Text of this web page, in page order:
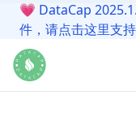
💗 DataCap
件，请点击这里支